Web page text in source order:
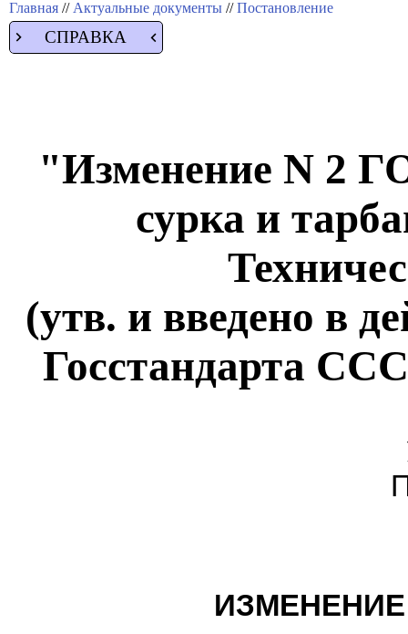
Главная // Актуальные документы //Постановление
СПРАВКА
"Изменение N 2
сурка и
(утв. и введено в
Госстандарта
ИЗМЕНЕНИЕ